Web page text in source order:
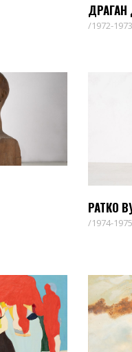
1972-1973
РАТКО
1974-1975